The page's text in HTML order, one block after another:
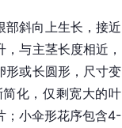
斜向上生长，接近
与主茎长度相近，
形或长圆形，尺寸变
化，仅剩宽大的叶
；小伞形花序包含4-